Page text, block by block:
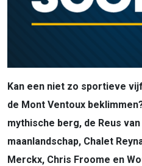
Kan een niet zo sportieve
de Mont Ventoux
mythische berg, de Reus
maanlandschap, Chalet
Merckx, Chris Froome en